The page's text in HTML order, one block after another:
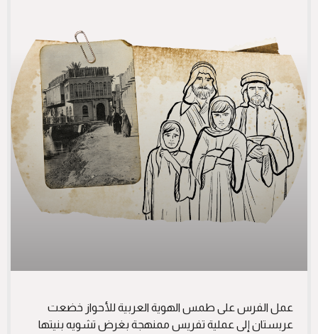
عمل الفرس على طمس الهوية العربية للأحواز خضعت
عربستان إلى عملية تفريس ممنهجة بغرض تشويه بنيتها